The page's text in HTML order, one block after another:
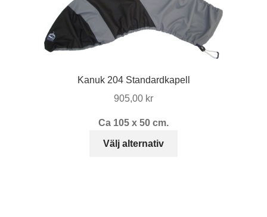
Kanuk 204 Standardkapell
905,00 kr
Ca 105 x 50 cm.
Välj alternativ